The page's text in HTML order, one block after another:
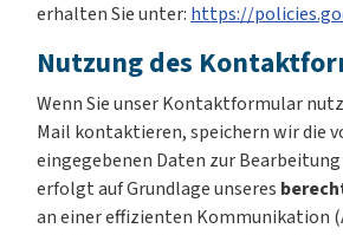
erhalten Sie unter: https://
Nutzung des
Wenn Sie unser Kontaktformular
Mail kontaktieren, speichern wir die
eingegebenen Daten zur
erfolgt auf Grundlage unseres
an einer effizienten Kommunikation